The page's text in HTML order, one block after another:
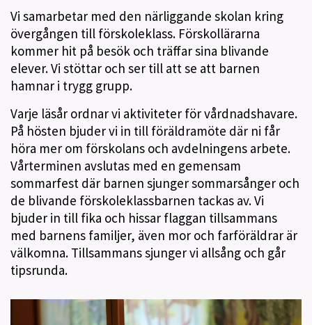
Vi samarbetar med den närliggande skolan kring
övergången till förskoleklass. Förskollärarna
kommer hit på besök och träffar sina blivande
elever. Vi stöttar och ser till att se att barnen
hamnar i trygg grupp.
Varje läsår ordnar vi aktiviteter för vårdnadshavare.
På hösten bjuder vi in till föräldramöte där ni får
höra mer om förskolans och avdelningens arbete.
Vårterminen avslutas med en gemensam
sommarfest där barnen sjunger sommarsånger och
de blivande förskoleklassbarnen tackas av. Vi
bjuder in till fika och hissar flaggan tillsammans
med barnens familjer, även mor och farföräldrar är
välkomna. Tillsammans sjunger vi allsång och går
tipsrunda.